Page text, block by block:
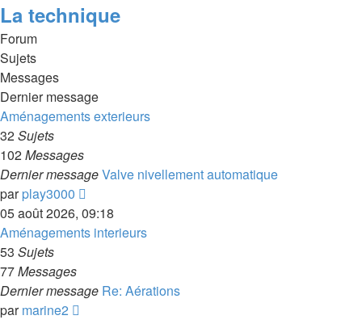
La technique
Forum
Sujets
Messages
Dernier message
Aménagements exterieurs
32Sujets
102Messages
Dernier messageValve nivellement automatique
parplay3000
le
dernier
05 août 2026, 09:18
Aménagements interieurs
53 Sujets
77Messages
Dernier message Re: Aérations
parmarine2